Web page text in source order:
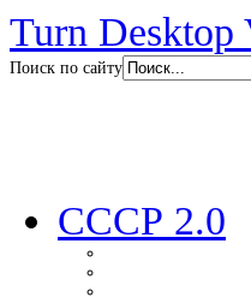
Turn
Поиск по сайту
СССР 2.0